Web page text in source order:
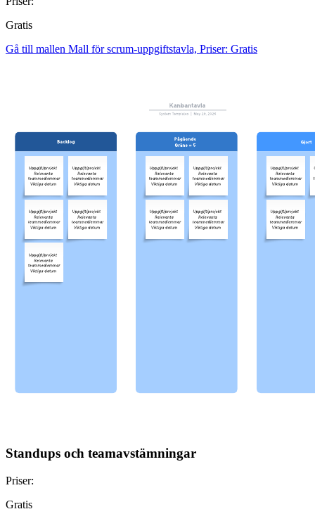
Gratis
Gå till mallen Mall för scrum-uppgiftstavla, Priser: Gratis
Standups och teamavstämningar
Priser:
Gratis